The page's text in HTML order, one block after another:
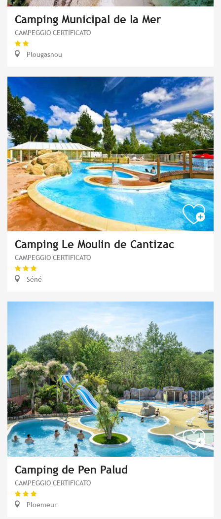
Camping Municipal de la Mer
CAMPEGGIO CERTIFICATO
Plougasnou
Camping Le Moulin de Cantizac
CAMPEGGIO CERTIFICATO
Séné
Camping de Pen Palud
CAMPEGGIO CERTIFICATO
Ploemeur